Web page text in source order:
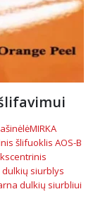
MIRKA
šlifuoklis AOS-B
siurblys
dulkių siurbliui